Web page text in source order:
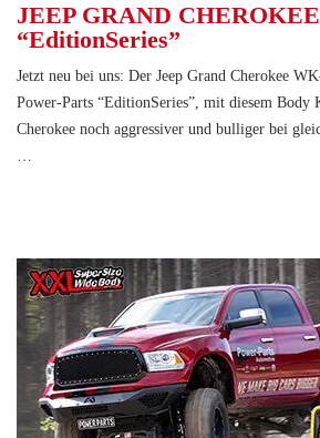
JEEP GRAND CHEROKEE
“EditionSeries”
Jetzt neu bei uns: Der Jeep Grand Cherokee
Power-Parts “EditionSeries”, mit diesem
Cherokee noch aggressiver und bulliger bei
…